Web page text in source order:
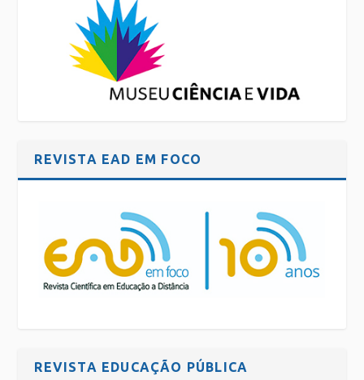
REVISTA EAD EM FOCO
REVISTA EDUCAÇÃO PÚBLICA